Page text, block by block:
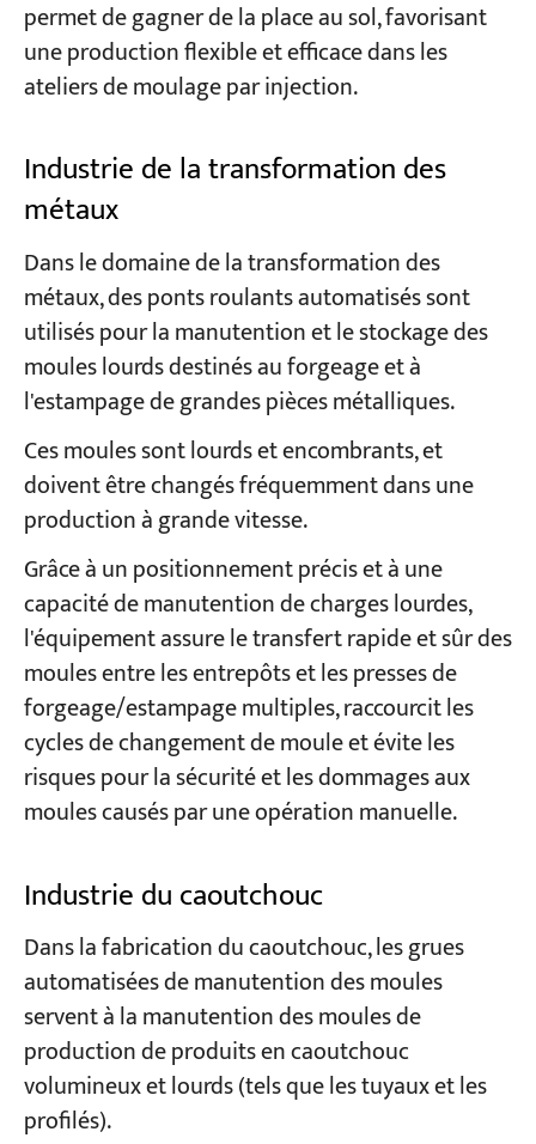
permet de gagner de la place au sol, favorisant
une production flexible et efficace dans les
ateliers de moulage par injection.
Industrie de la transformation des
métaux
Dans le domaine de la transformation des
métaux, des ponts roulants automatisés sont
utilisés pour la manutention et le stockage des
moules lourds destinés au forgeage et à
l'estampage de grandes pièces métalliques.
Ces moules sont lourds et encombrants, et
doivent être changés fréquemment dans une
production à grande vitesse.
Grâce à un positionnement précis et à une
capacité de manutention de charges lourdes,
l'équipement assure le transfert rapide et sûr des
moules entre les entrepôts et les presses de
forgeage/estampage multiples, raccourcit les
cycles de changement de moule et évite les
risques pour la sécurité et les dommages aux
moules causés par une opération manuelle.
Industrie du caoutchouc
Dans la fabrication du caoutchouc, les grues
automatisées de manutention des moules
servent à la manutention des moules de
production de produits en caoutchouc
volumineux et lourds (tels que les tuyaux et les
profilés).